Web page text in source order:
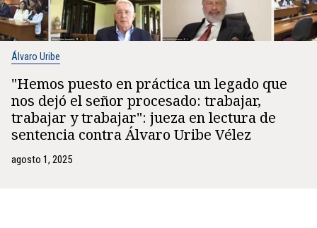
Álvaro Uribe
"Hemos puesto en práctica un legado que
nos dejó el señor procesado: trabajar,
trabajar y trabajar": jueza en lectura de
sentencia contra Álvaro Uribe Vélez
agosto 1, 2025